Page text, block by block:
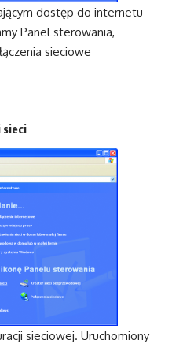
dostęp do internetu
Panel sterowania,
sieciowe
sieci
sieciowej. Uruchomiony